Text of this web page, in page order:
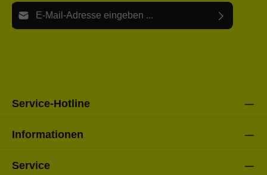
E-Mail-Adresse*
Service-Hotline
Informationen
Service